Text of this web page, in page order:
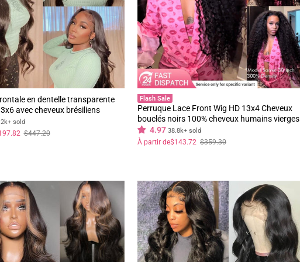
en dentelle transparente
avec cheveux brésiliens
de cheveux pré-épilée, meilleure
cheveux humains - Geeta Hair
sold
$447.20
Flash Sale
Perruque Lace Front Wig HD 13x4 Cheveux
bouclés noirs 100% cheveux humains vierges
pré-épilés - Geeta Hair
4.97 38.8k+ sold
Prix
régulier
$359.30
Prix
réduit
À partir de$143.72